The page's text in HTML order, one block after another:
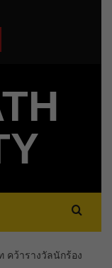
คว้ารางวัลนักร้อง